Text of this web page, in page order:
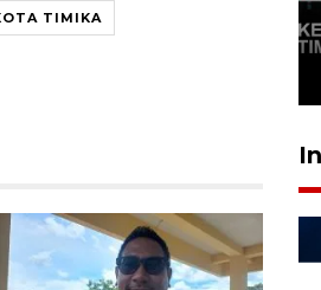
TIMIKA
DAY" SETIAP